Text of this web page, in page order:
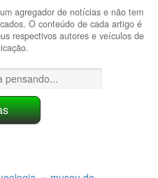
agregador de notícias e não tem
O conteúdo de cada artigo é
respectivos autores e veículos de